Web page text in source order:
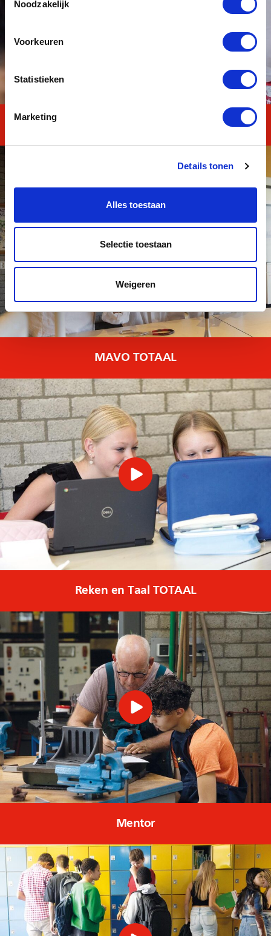
Noodzakelijk
Voorkeuren
Statistieken
Marketing
Details tonen
Alles toestaan
Selectie toestaan
Weigeren
MAVO TOTAAL
Reken en Taal TOTAAL
Mentor